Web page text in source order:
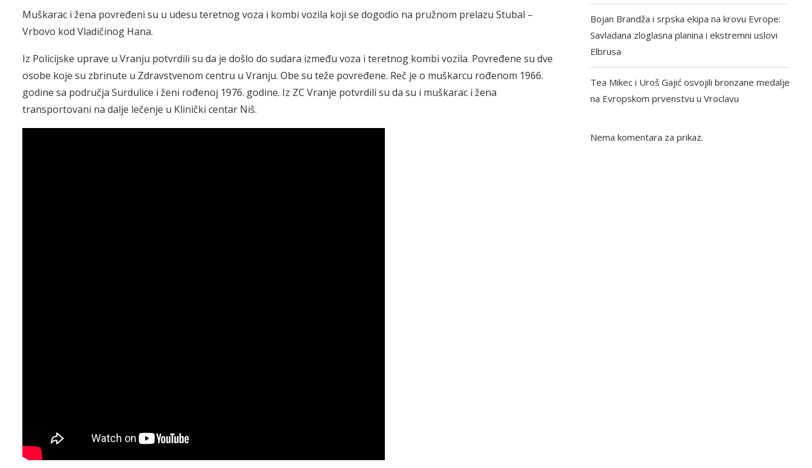
Muškarac i žena povređeni su u udesu teretnog voza i kombi vozila koji se dogodio na pružnom prelazu Stubal –
Vrbovo kod Vladičinog Hana.
Iz Policijske uprave u Vranju potvrdili su da je došlo do sudara između voza i teretnog kombi vozila. Povređene su dve
osobe koje su zbrinute u Zdravstvenom centru u Vranju. Obe su teže povređene. Reč je o muškarcu rođenom 1966.
godine sa područja Surdulice i ženi rođenoj 1976. godine. Iz ZC Vranje potvrdili su da su i muškarac i žena
transportovani na dalje lečenje u Klinički centar Niš.
Bojan Brandža i srpska ekipa na krovu Evrope:
Savladana zloglasna planina i ekstremni uslovi
Elbrusa
Tea Mikec i Uroš Gajić osvojili bronzane medalje
na Evropskom prvenstvu u Vroclavu
Nema komentara za prikaz.